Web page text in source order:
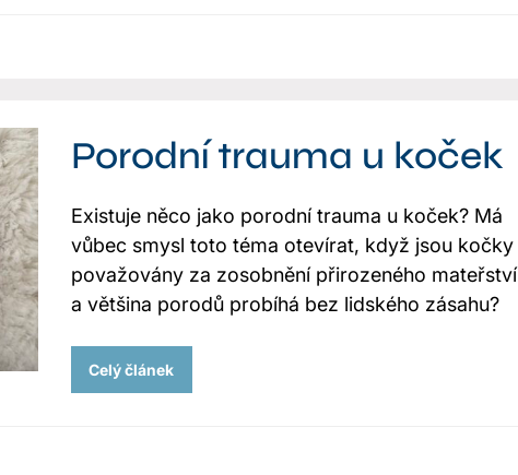
Porodní trauma u koček
Existuje něco jako porodní trauma u koček? Má
vůbec smysl toto téma otevírat, když jsou kočky
považovány za zosobnění přirozeného mateřství
a většina porodů probíhá bez lidského zásahu?
Celý článek